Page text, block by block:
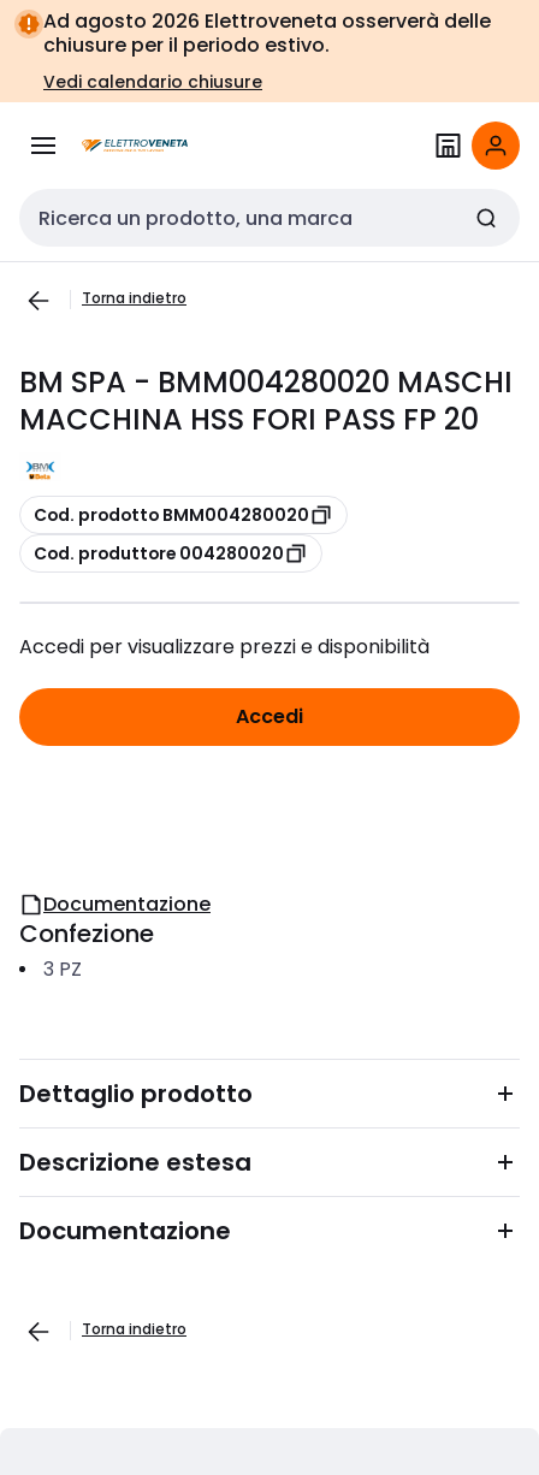
Vai alla
navigazione
Vai
alla
pagina
Ad agosto 2026 Elettroveneta osserverà delle
chiusure per il periodo estivo.
Vedi calendario chiusure
Cerca input
Torna indietro
BM SPA - BMM004280020 MASCHI
MACCHINA HSS FORI PASS FP 20
copia
Cod. prodotto BMM004280020
copia
Cod. produttore 004280020
Accedi per visualizzare prezzi e disponibilità
Accedi
Documentazione
Confezione
3 PZ
Dettaglio prodotto
Descrizione estesa
Documentazione
Torna indietro